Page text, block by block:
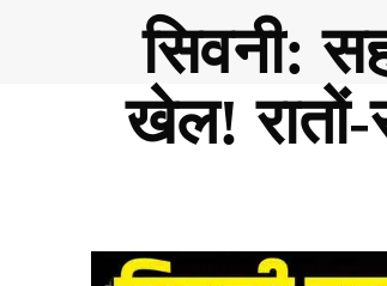
सिवनी:
खेल! रातों-